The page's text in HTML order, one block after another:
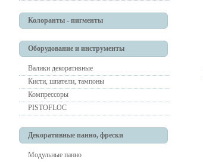
Колоранты - пигменты
Оборудование и инструменты
Валики декоративные
Кисти, шпатели, тампоны
Компрессоры
PISTOFLOC
Декоративные панно, фрески
Модульные панно